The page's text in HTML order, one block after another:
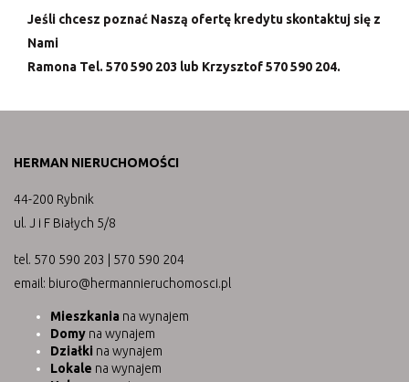
Jeśli chcesz poznać Naszą ofertę kredytu skontaktuj się z
Nami
Ramona Tel. 570 590 203 lub Krzysztof 570 590 204.
HERMAN NIERUCHOMOŚCI
44-200 Rybnik
ul. J i F Białych 5/8
tel. 570 590 203 | 570 590 204
email: biuro@hermannieruchomosci.pl
Mieszkania na wynajem
Domy na wynajem
Działki na wynajem
Lokale na wynajem